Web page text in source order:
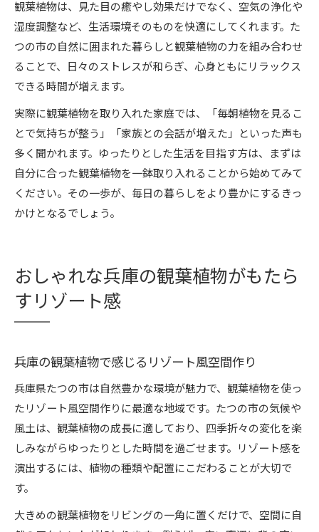
観葉植物は、見た目の癒やし効果だけでなく、空気の浄化や
湿度調整など、生活環境そのものを快適にしてくれます。た
つの市の自然に囲まれた暮らしと観葉植物の力を組み合わせ
ることで、日々のストレスが和らぎ、心身ともにリラックス
できる時間が増えます。
実際に観葉植物を取り入れた家庭では、「毎朝植物を見るこ
とで気持ちが整う」「家族との会話が増えた」といった声も
多く聞かれます。ゆったりとした生活を目指す方は、まずは
自分に合った観葉植物を一鉢取り入れることから始めてみて
ください。その一歩が、毎日の暮らしをより豊かにするきっ
かけとなるでしょう。
おしゃれな兵庫の観葉植物がもたら
すリゾート感
兵庫の観葉植物で感じるリゾート風空間作り
兵庫県たつの市は自然豊かな環境が魅力で、観葉植物を使っ
たリゾート風空間作りに最適な地域です。たつの市の気候や
風土は、観葉植物の成長に適しており、四季折々の変化を楽
しみながらゆったりとした時間を過ごせます。リゾート感を
演出するには、植物の種類や配置にこだわることが大切で
す。
大きめの観葉植物をリビングの一角に置くだけで、空間に自